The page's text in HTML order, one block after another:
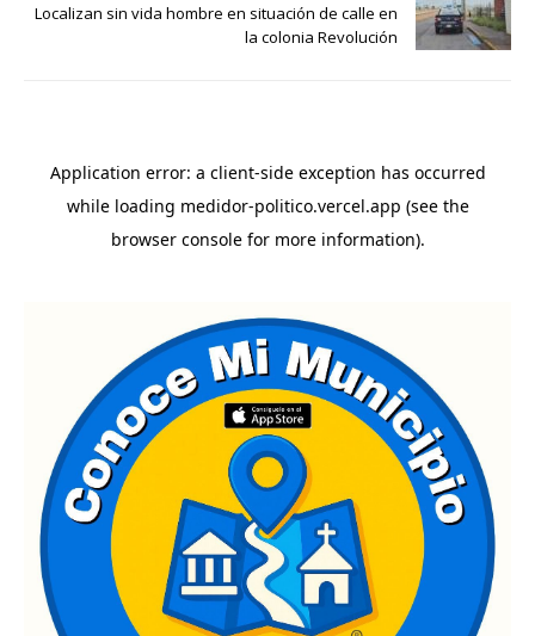
Localizan sin vida hombre en situación de calle en
la colonia Revolución